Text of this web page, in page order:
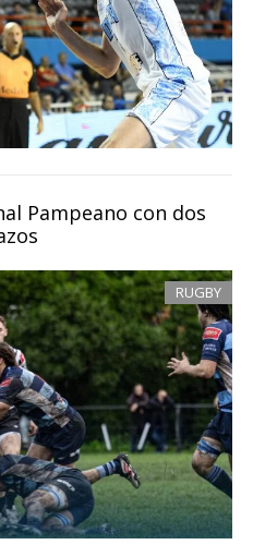
Pampeano con dos
RUGBY